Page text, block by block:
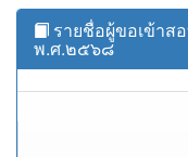
รายชื่อผู้ขอเข้าส
พ.ศ.๒๕๖๘